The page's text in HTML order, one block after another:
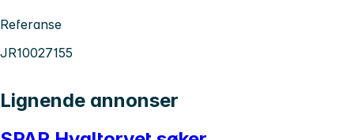
Referanse
JR10027155
Lignende annonser